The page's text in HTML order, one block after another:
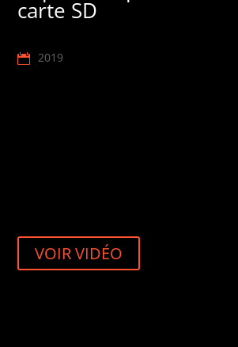
carte SD
2019
VOIR VIDÉO